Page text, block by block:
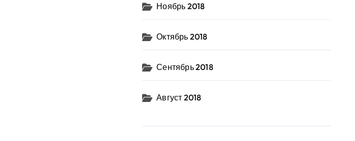
Ноябрь 2018
Октябрь 2018
Сентябрь 2018
Август 2018